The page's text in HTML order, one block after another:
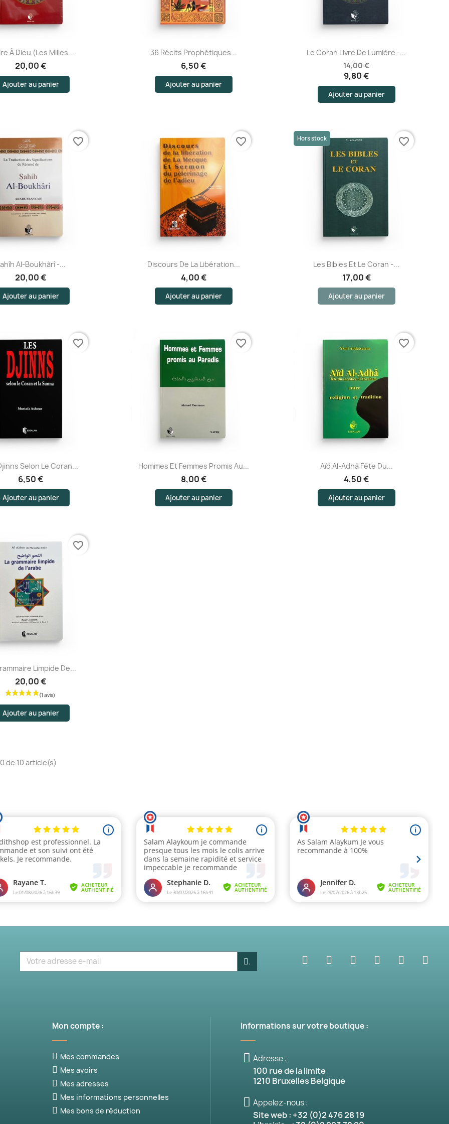
Aperçu rapide
À Dieu (Les Milles...
20,00 €
Ajouter au panier
Aperçu rapide
36 Récits Prophétiques...
6,50 €
Ajouter au panier
Aperçu rapide
Le Coran Livre De Lumière -...
14,00 €
9,80 €
Ajouter au panier
Aperçu rapide
Al-Boukhârî -...
20,00 €
Ajouter au panier
favorite_border
Aperçu rapide
Discours De La Libération...
4,00 €
Ajouter au panier
favorite_border
Aperçu rapide
Les Bibles Et Le Coran -...
17,00 €
Ajouter au panier
Hors stock favorite_border
Aperçu rapide
Selon Le Coran...
6,50 €
Ajouter au panier
favorite_border
Aperçu rapide
Hommes Et Femmes Promis Au...
8,00 €
Ajouter au panier
favorite_border
Aperçu rapide
Aïd Al-Adhâ Fête Du...
4,50 €
Ajouter au panier
favorite_border
Aperçu rapide
Limpide De...
20,00 €
Ajouter au panier
favorite_border
de 10 article(s)
.
Mon compte :
Mes commandes
Mes avoirs
Mes adresses
Mes informations personnelles
Mes bons de réduction
Informations sur votre boutique :
Adresse :
100 rue de la limite
1210 Bruxelles Belgique
Appelez-nous :
Site web : +32 (0)2 476 28 19